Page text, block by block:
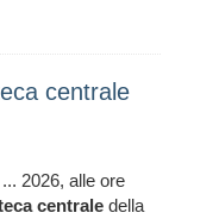
centrale
2026, alle ore
centrale della